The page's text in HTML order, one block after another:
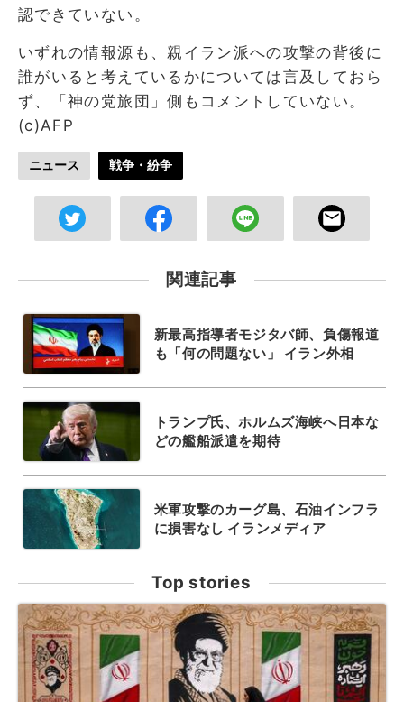
認できていない。
いずれの情報源も、親イラン派への攻撃の背後に
誰がいると考えているかについては言及しておら
ず、「神の党旅団」側もコメントしていない。
(c)AFP
ニュース 戦争・紛争
関連記事
新最高指導者モジタバ師、負傷報道
も「何の問題ない」 イラン外相
トランプ氏、ホルムズ海峡へ日本な
どの艦船派遣を期待
米軍攻撃のカーグ島、石油インフラ
に損害なし イランメディア
Top stories